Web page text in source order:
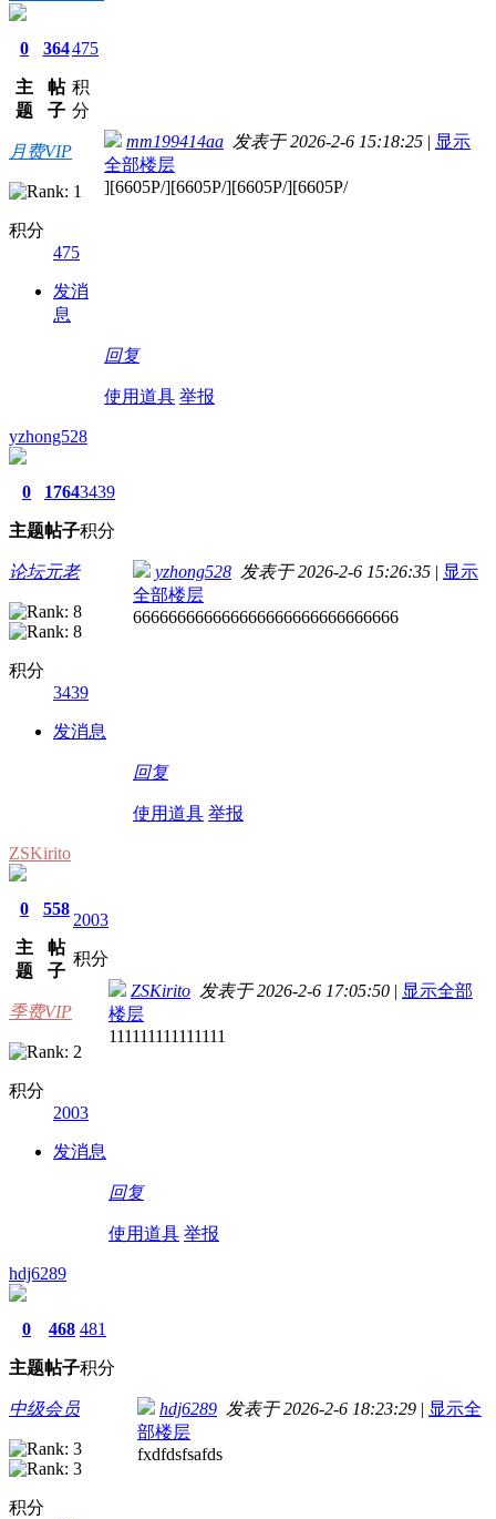
0
主
题
364
帖
子
475
积
分
月费VIP
积分
475
发消
息
mm199414aa 发表于 2026-2-6 15:18:25 | 显示
全部楼层
][6605P/][6605P/][6605P/][6605P/
回复
使用道具 举报
yzhong528
0
主题
1764
帖子
3439
积分
论坛元老
积分
3439
发消息
yzhong528 发表于 2026-2-6 15:26:35 | 显示
全部楼层
666666666666666666666666666666
回复
使用道具 举报
ZSKirito
0
主
题
558
帖
子
2003
积分
季费VIP
积分
2003
发消息
ZSKirito 发表于 2026-2-6 17:05:50 | 显示全部
楼层
111111111111111
回复
使用道具 举报
hdj6289
0
主题
468
帖子
481
积分
中级会员
积分
hdj6289 发表于 2026-2-6 18:23:29 | 显示全
部楼层
fxdfdsfsafds